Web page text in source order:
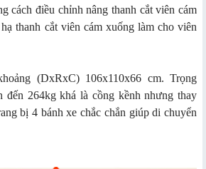
cách điều chỉnh nâng thanh cắt viên cám
thanh cắt viên cám xuống làm cho viên
(DxRxC) 106x110x66 cm. Trọng
đến 264kg khá là cồng kềnh nhưng thay
bị 4 bánh xe chắc chắn giúp di chuyển